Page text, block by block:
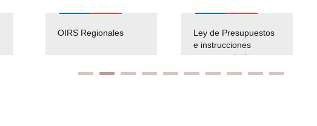
OIRS Regionales
Ley de Presupuestos
e instrucciones
presuspuetarias